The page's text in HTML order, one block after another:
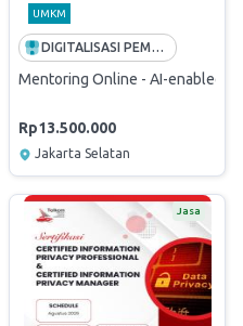
& Strategy
UMKM
DIGITALISASI PEMUDA INDONESIA
Mentoring Online - AI-enabled
Rp13.500.000
Jakarta Selatan
Jasa